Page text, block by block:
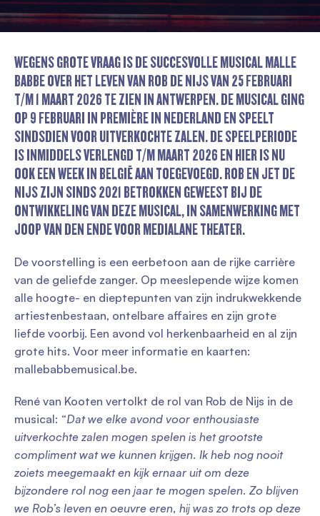
WEGENS GROTE VRAAG IS DE SUCCESVOLLE MUSICAL MALLE
BABBE OVER HET LEVEN VAN ROB DE NIJS VAN 25 FEBRUARI
T/M 1 MAART 2026 TE ZIEN IN ANTWERPEN. DE MUSICAL GING
OP 9 FEBRUARI IN PREMIÈRE IN NEDERLAND EN SPEELT
SINDSDIEN VOOR UITVERKOCHTE ZALEN. DE SPEELPERIODE
IS INMIDDELS VERLENGD T/M MAART 2026 EN HIER IS NU
OOK EEN WEEK IN BELGIË AAN TOEGEVOEGD. ROB EN JET DE
NIJS ZIJN SINDS 2021 BETROKKEN GEWEEST BIJ DE
ONTWIKKELING VAN DEZE MUSICAL, IN SAMENWERKING MET
JOOP VAN DEN ENDE VOOR MEDIALANE THEATER.
De voorstelling is een eerbetoon aan de rijke carrière
van de geliefde zanger. Op meeslepende wijze komen
alle hoogte- en dieptepunten van zijn indrukwekkende
artiestenbestaan, ontelbare affaires en zijn grote
liefde voorbij. Een avond vol herkenbaarheid en al zijn
grote hits. Voor meer informatie en kaarten:
mallebabbemusical.be.
René van Kooten vertolkt de rol van Rob de Nijs in de
musical: “Dat we elke avond voor enthousiaste
uitverkochte zalen mogen spelen is het grootste
compliment wat we kunnen krijgen. Ik heb nog nooit
zoiets meegemaakt en kijk ernaar uit om deze
bijzondere rol nog een jaar te mogen spelen. Zo blijven
we Rob’s leven en oeuvre eren, hij was zo trots op deze